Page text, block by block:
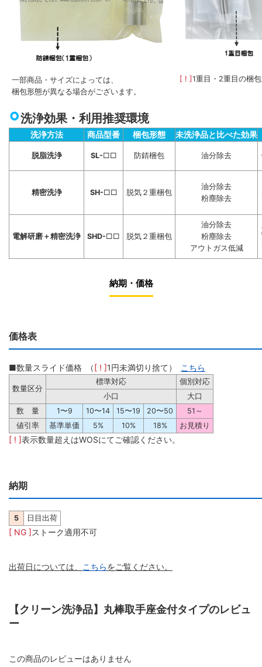
一部商品・サイズによっては、
梱包形態が異なる場合がございます。
[ ! ] 1重目・2重目の梱
洗浄効果・利用推奨環境
洗浄方法 商品型番 梱包形態 未洗浄品と比べた効果
脱脂洗浄 SL-□□ 防錆梱包 油分除去
精密洗浄 SH-□□ 脱気２重梱包
油分除去
粉塵除去
電解研磨＋精密洗浄 SHD-□□ 脱気２重梱包
油分除去
粉塵除去
アウトガス低減
納期・価格
価格表
■数量スライド価格 （[ ! ]1円未満切り捨て） こちら
数量区分
標準対応
個別対応
小口
大口
数 量
1〜9 10〜14 15〜19 20〜50
51～
値引率
基準単価 5% 10% 18% お見積り
[ ! ]表示数量超えはWOSにてご確認ください。
納期
5 日目出荷
[ NG ]ストーク適用不可
出荷日については、 こちらをご覧ください。
【クリーン洗浄品】丸棒取手座金付タイプのレビュ
ー
この商品のレビューはありません